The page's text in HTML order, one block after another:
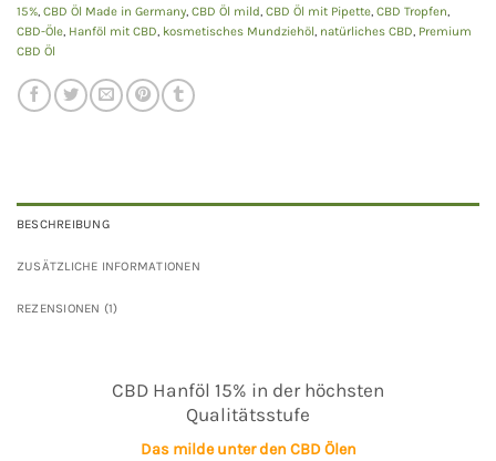
15% CBD Öl Made in Germany CBD Öl mild CBD Öl mit Pipette CBD Tropfen
CBD-Öle Hanföl mit CBD kosmetisches Mundziehöl natürliches CBD Premium
CBD Öl
BESCHREIBUNG
ZUSÄTZLICHE INFORMATIONEN
REZENSIONEN (1)
CBD Hanföl 15% in der höchsten
Qualitätsstufe
Das milde unter den CBD Ölen